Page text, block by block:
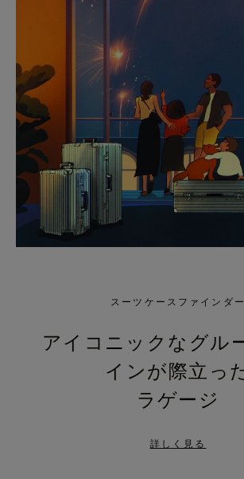
スーツケースファインダー
アイコニックなグル
インが際立っ
ラゲージ
詳しく見る